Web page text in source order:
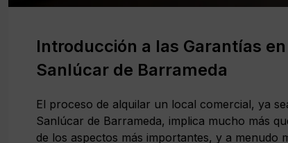
Introducción a las Garantías
Sanlúcar de Barrameda
El proceso de alquilar un local comercial, ya
Sanlúcar de Barrameda, implica mucho más
de los aspectos más importantes, y a menudo